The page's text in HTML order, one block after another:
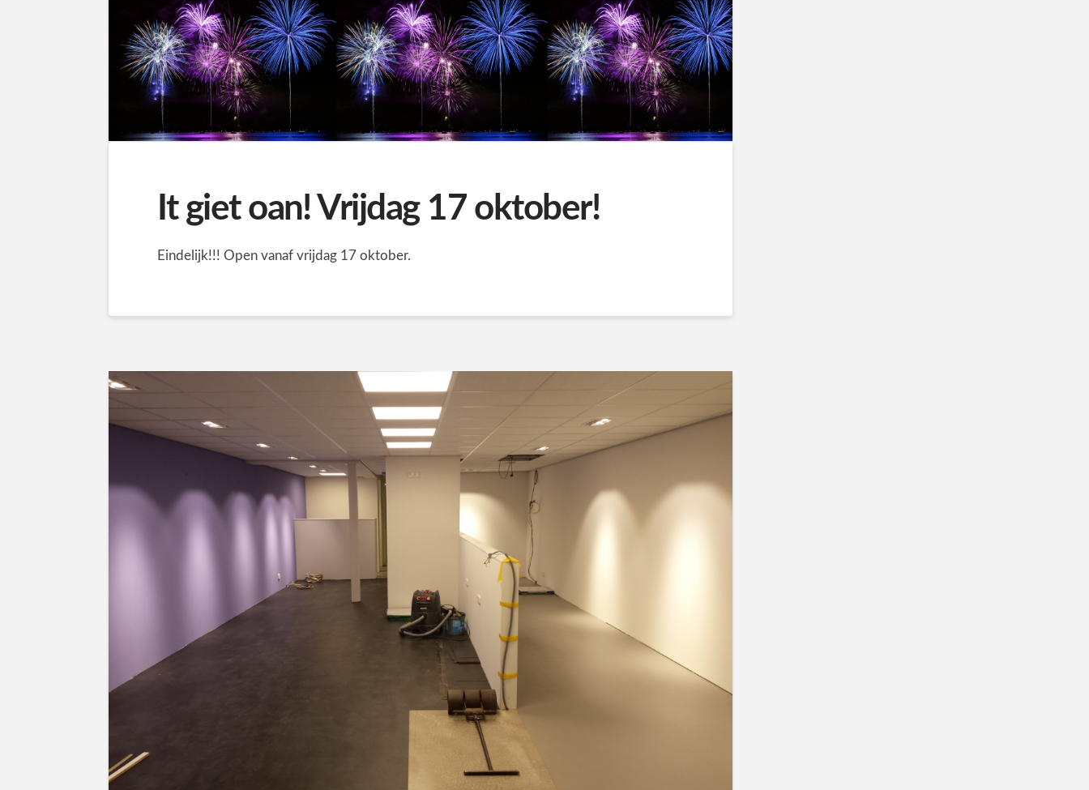
It giet oan! Vrijdag 17 oktober!
Eindelijk!!! Open vanaf vrijdag 17 oktober.